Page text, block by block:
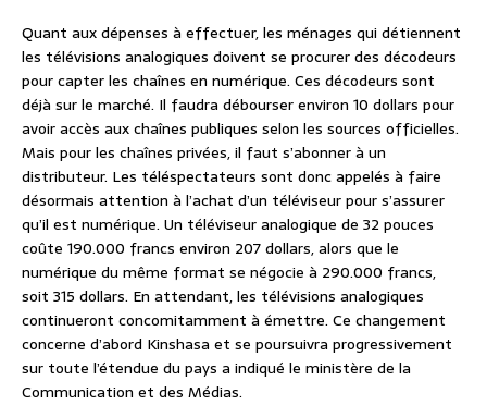
Quant aux dépenses à effectuer, les ménages qui détiennent
les télévisions analogiques doivent se procurer des décodeurs
pour capter les chaînes en numérique. Ces décodeurs sont
déjà sur le marché. Il faudra débourser environ 10 dollars pour
avoir accès aux chaînes publiques selon les sources officielles.
Mais pour les chaînes privées, il faut s’abonner à un
distributeur. Les téléspectateurs sont donc appelés à faire
désormais attention à l’achat d’un téléviseur pour s’assurer
qu’il est numérique. Un téléviseur analogique de 32 pouces
coûte 190.000 francs environ 207 dollars, alors que le
numérique du même format se négocie à 290.000 francs,
soit 315 dollars. En attendant, les télévisions analogiques
continueront concomitamment à émettre. Ce changement
concerne d’abord Kinshasa et se poursuivra progressivement
sur toute l’étendue du pays a indiqué le ministère de la
Communication et des Médias.